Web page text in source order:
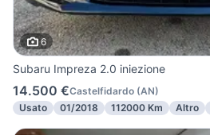
6
Subaru Impreza 2.0 iniezione
14.500 €Castelfidardo (AN)
Usato
01/2018 112000 Km Altro